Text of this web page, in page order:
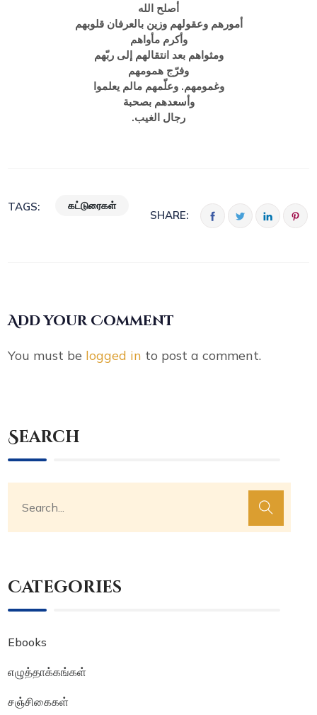
أصلح الله
أمورهم وعقولهم وزين بالعرفان قلوبهم
وأكرم مأواهم
ومثواهم بعد انتقالهم إلى ربّهم
وفرّج همومهم
وغمومهم. وعلّمهم مالم يعلموا
وأسعدهم بصحبة
رجال الغيب.
TAGS: கட்டுரைகள்
SHARE:
Add your Comment
You must be logged in to post a comment.
Search
Categories
Ebooks
எழுத்தாக்கங்கள்
சஞ்சிகைகள்